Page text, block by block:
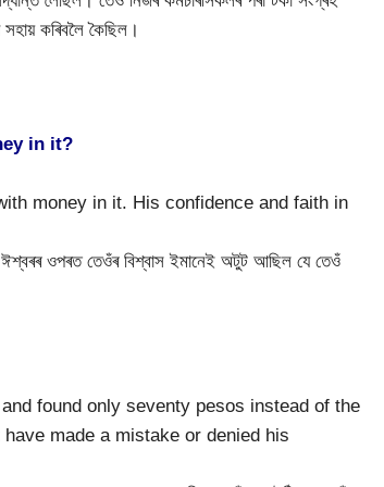
কৰিবলৈ কৈছিল।
in it?
money in it. His confidence and faith in
ওপৰত তেওঁৰ বিশ্বাস ইমানেই অটুট আছিল যে তেওঁ
found only seventy pesos instead of the
made a mistake or denied his